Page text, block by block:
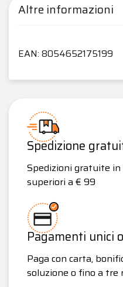
Altre informazioni
EAN: 8054652175199
Spedizione
Spedizioni gratuite
superiori a € 99
Pagamenti unici
Paga con carta,
soluzione o fino a tre